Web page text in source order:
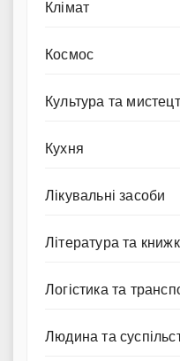
Клімат
Космос
Культура та
Кухня
Лікувальні засоби
Література та
Логістика та
Людина та